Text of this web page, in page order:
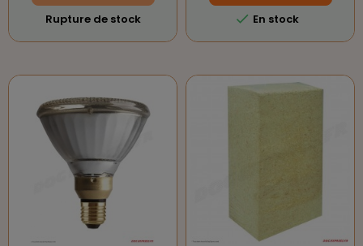
Rupture de stock  En stock